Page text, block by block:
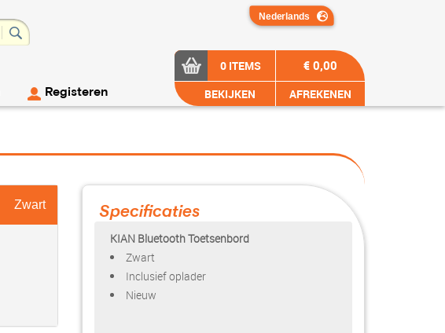
Registeren
0 ITEMS
BEKIJKEN
€ 0,00
AFREKENEN
Zwart
Specificaties
KIAN Bluetooth Toetsenbord
Zwart
Inclusief oplader
Nieuw